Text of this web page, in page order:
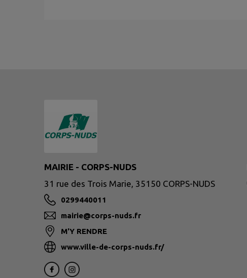
MAIRIE - CORPS-NUDS
31 rue des Trois Marie, 35150 CORPS-NUDS
0299440011
mairie@corps-nuds.fr
M'Y RENDRE
www.ville-de-corps-nuds.fr/